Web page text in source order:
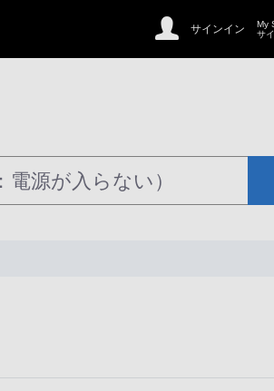
サインイン
My
サ